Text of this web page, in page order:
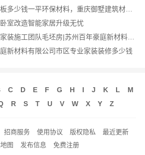
本地免拆模板多少钱一平环保材料，重庆御墅建筑材料有限公司
室改造智能家居升级无忧
苏州一站式家装施工团队毛坯房|苏州百年豪庭新材料有限公司
新材料有限公司市区专业家装装修多少钱
C D E F G H I J K L
M
R S T U V W X Y Z
招商服务 使用协议 版权隐私
最近更新
图
发布信息 免费注册